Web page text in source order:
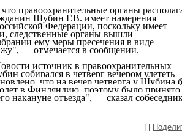
правоохранительные органы
Шубин Г.В. имеет намерения
Федерации, поскольку имеет
следственные органы вышли
ему меры пресечения в виде
— отмечается в сообщении.
источник в правоохранительных
собирался в четверг вечером улететь
что на вечер четверга у Шубина
в Финляндию, поэтому было принято
накануне отъезда", — сказал